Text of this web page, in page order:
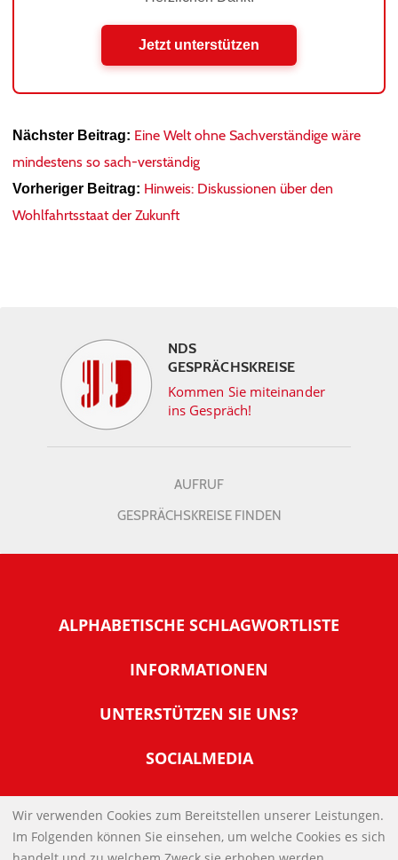
Jetzt unterstützen
Nächster Beitrag: Eine Welt ohne Sachverständige wäre
mindestens so sach-verständig
Vorheriger Beitrag: Hinweis: Diskussionen über den
Wohlfahrtsstaat der Zukunft
NDS
GESPRÄCHSKREISE
Kommen Sie miteinander
ins Gespräch!
AUFRUF
GESPRÄCHSKREISE FINDEN
ALPHABETISCHE SCHLAGWORTLISTE
INFORMATIONEN
Warum NachDenkSeiten
Tipps zur Nutzung der NachDenkSeiten
Banner und E-Mail-Signaturen
Links
UNTERSTÜTZEN SIE UNS?
Werden Sie Fördermitglied
Spenden Sie Online
SOCIALMEDIA
IMPRESSUM
DATENSCHUTZERKLÄRUNG
Wir verwenden Cookies zum Bereitstellen unserer Leistungen.
Im Folgenden können Sie einsehen, um welche Cookies es sich